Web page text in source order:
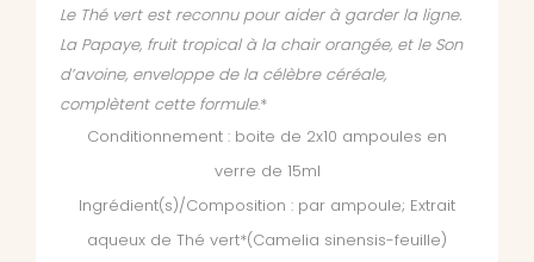
Le Thé vert est reconnu pour aider à garder la ligne.
La Papaye, fruit tropical à la chair orangée, et le Son
d’avoine, enveloppe de la célèbre céréale,
complètent cette formule.*
Conditionnement : boite de 2x10 ampoules en
verre de 15ml
Ingrédient(s)/Composition : par ampoule; Extrait
aqueux de Thé vert*(Camelia sinensis-feuille)